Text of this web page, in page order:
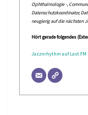
Ophthalmologie -,
Datenschutzkoordinator,
neugierig auf die nächsten
Hört gerade folgendes
Jazznrhythm auf Last.FM